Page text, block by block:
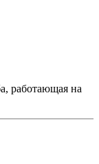
работающая на